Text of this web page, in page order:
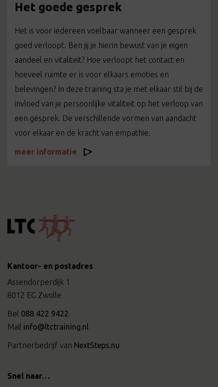
Het goede gesprek
Het is voor iedereen voelbaar wanneer een gesprek
goed verloopt. Ben jij je hierin bewust van je eigen
aandeel en vitaliteit? Hoe verloopt het contact en
hoeveel ruimte er is voor elkaars emoties en
belevingen? In deze training sta je met elkaar stil bij de
invloed van je persoonlijke vitaliteit op het verloop van
een gesprek. De verschillende vormen van aandacht
voor elkaar en de kracht van empathie.
meer informatie
Kantoor- en postadres
Assendorperdijk 1
8012 EG Zwolle
Bel 088 422 9422
Mail info@ltctraining.nl
Partnerbedrijf van NextSteps.nu
Snel naar…